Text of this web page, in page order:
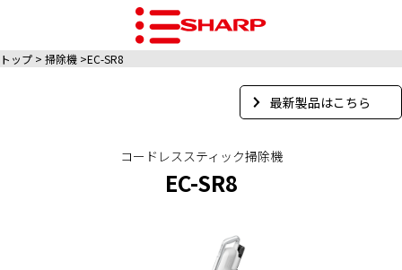
トップ 掃除機 EC-SR8
最新製品はこちら
コードレススティック掃除機
EC-SR8